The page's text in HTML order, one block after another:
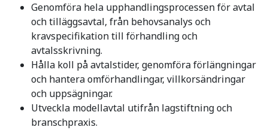
Genomföra hela upphandlingsprocessen för avtal
och tilläggsavtal, från behovsanalys och
kravspecifikation till förhandling och
avtalsskrivning.
Hålla koll på avtalstider, genomföra förlängningar
och hantera omförhandlingar, villkorsändringar
och uppsägningar.
Utveckla modellavtal utifrån lagstiftning och
branschpraxis.